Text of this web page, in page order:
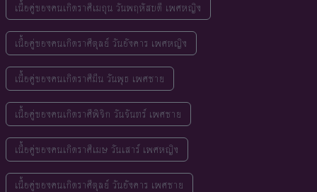
เนื้อคู่ของคนเกิดราศีเมถุน วันพฤหัสบดี เพศหญิง
เนื้อคู่ของคนเกิดราศีตุลย์ วันอังคาร เพศหญิง
เนื้อคู่ของคนเกิดราศีมีน วันพุธ เพศชาย
เนื้อคู่ของคนเกิดราศีพิจิก วันจันทร์ เพศชาย
เนื้อคู่ของคนเกิดราศีเมษ วันเสาร์ เพศหญิง
เนื้อคู่ของคนเกิดราศีตุลย์ วันอังคาร เพศชาย